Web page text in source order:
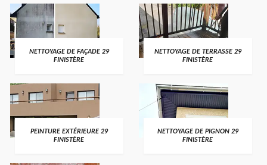
NETTOYAGE DE FAÇADE 29
FINISTÈRE
NETTOYAGE DE TERRASSE 29
FINISTÈRE
PEINTURE EXTÉRIEURE 29
FINISTÈRE
NETTOYAGE DE PIGNON 29
FINISTÈRE